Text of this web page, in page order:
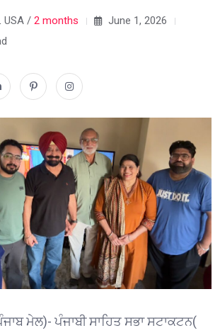
USA / 2 months
June 1, 2026
ਮੇਲ)- ਪੰਜਾਬੀ ਸਾਹਿਤ ਸਭਾ ਸਟਾਕਟਨ(